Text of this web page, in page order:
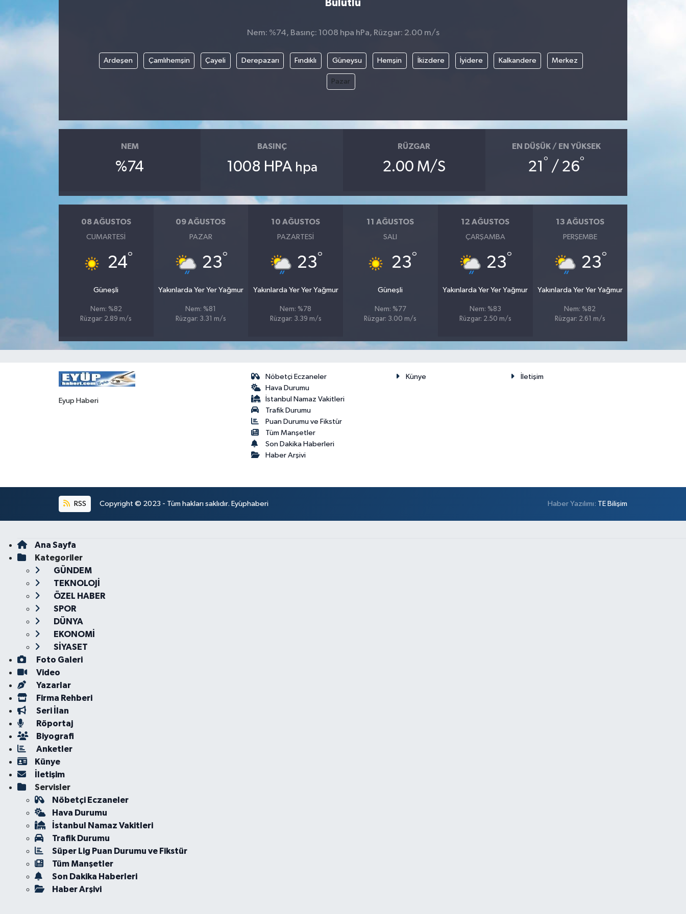
Bulutlu
Nem: %74, Basınç: 1008 hpa hPa, Rüzgar: 2.00 m/s
Ardeşen Çamlıhemşin Çayeli Derepazarı Fındıklı Güneysu Hemşin İkizdere İyidere Kalkandere Merkez
Pazar
NEM
%74
BASINÇ
1008 HPA hpa
RÜZGAR
2.00 M/S
EN DÜŞÜK / EN YÜKSEK
21 ° / 26°
08 AĞUSTOS
CUMARTESI
24°
Güneşli
Nem: %82
Rüzgar: 2.89 m/s
09 AĞUSTOS
PAZAR
23°
Yakınlarda Yer Yer Yağmur
Nem: %81
Rüzgar: 3.31 m/s
10 AĞUSTOS
PAZARTESI
23°
Yakınlarda Yer Yer Yağmur
Nem: %78
Rüzgar: 3.39 m/s
11 AĞUSTOS
SALI
23°
Güneşli
Nem: %77
Rüzgar: 3.00 m/s
12 AĞUSTOS
ÇARŞAMBA
23°
Yakınlarda Yer Yer Yağmur
Nem: %83
Rüzgar: 2.50 m/s
13 AĞUSTOS
PERŞEMBE
23°
Yakınlarda Yer Yer Yağmur
Nem: %82
Rüzgar: 2.61 m/s
Eyup Haberi
Nöbetçi Eczaneler
Hava Durumu
İstanbul Namaz Vakitleri
Trafik Durumu
Puan Durumu ve Fikstür
Tüm Manşetler
Son Dakika Haberleri
Haber Arşivi
Künye İletişim
RSS Copyright © 2023 - Tüm hakları saklıdır. Eyüphaberi Haber Yazılımı: TE Bilişim
Ana Sayfa
Kategoriler
GÜNDEM
TEKNOLOJİ
ÖZEL HABER
SPOR
DÜNYA
EKONOMİ
SİYASET
Foto Galeri
Video
Yazarlar
Firma Rehberi
Seri İlan
Röportaj
Biyografi
Anketler
Künye
İletişim
Servisler
Nöbetçi Eczaneler
Hava Durumu
İstanbul Namaz Vakitleri
Trafik Durumu
Süper Lig Puan Durumu ve Fikstür
Tüm Manşetler
Son Dakika Haberleri
Haber Arşivi